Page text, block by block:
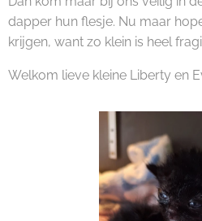
dapper hun flesje. Nu maar
krijgen, want zo klein is heel
Welkom lieve kleine Liberty en